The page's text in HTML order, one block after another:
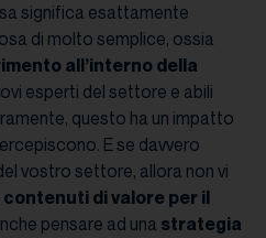
significa esattamente
di molto semplice, ossia
all’interno della
esperti del settore e abili
questo ha un impatto
E se davvero
vostro settore, allora non vi
di valore per il
pensare ad una strategia